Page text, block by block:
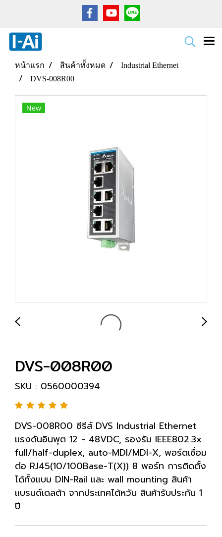
หน้าแรก สินค้าทั้งหมด
Industrial Ethernet
DVS-008R00
New
DVS-008R00
SKU : 0560000394
DVS-008R00 ซีรีส์ DVS Industrial Ethernet
แรงดันอินพุต 12 - 48VDC, รองรับ IEEE802.3x
full/half-duplex, auto-MDI/MDI-X, พอร์ตเชื่อม
ต่อ RJ45(10/100Base-T(X)) 8 พอร์ท การติดตั้ง
ได้ทั้งแบบ DIN-Rail และ wall mounting สินค้า
แบรนด์เดลต้า จากประเทศไต้หวัน สินค้ารับประกัน 1
ปี